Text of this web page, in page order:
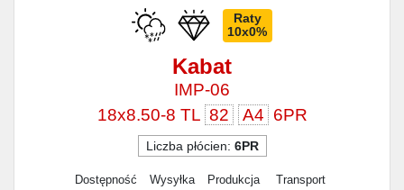
Raty
10x0%
Kabat
IMP-06
18x8.50-8 TL 82 A4 6PR
Liczba płócien: 6PR
Dostępność Wysyłka Produkcja Transport